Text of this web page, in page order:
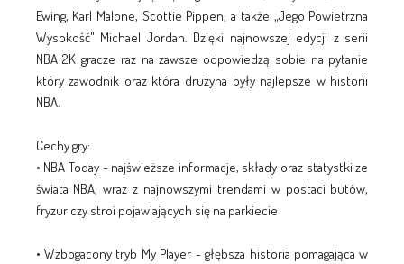
Ewing, Karl Malone, Scottie Pippen, a także „Jego Powietrzna
Wysokość" Michael Jordan. Dzięki najnowszej edycji z serii
NBA 2K gracze raz na zawsze odpowiedzą sobie na pytanie
który zawodnik oraz która drużyna były najlepsze w historii
NBA.
Cechy gry:
• NBA Today - najświeższe informacje, składy oraz statystki ze
świata NBA, wraz z najnowszymi trendami w postaci butów,
fryzur czy stroi pojawiających się na parkiecie
• Wzbogacony tryb My Player - głębsza historia pomagająca w